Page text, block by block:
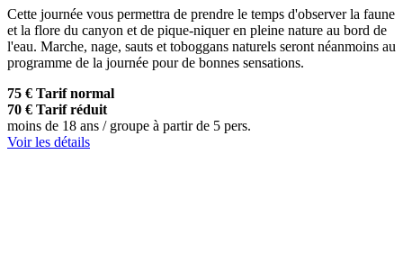
Cette journée vous permettra de prendre le temps d'observer la faune
et la flore du canyon et de pique-niquer en pleine nature au bord de
l'eau. Marche, nage, sauts et toboggans naturels seront néanmoins au
programme de la journée pour de bonnes sensations.
75 € Tarif normal
70 € Tarif réduit
moins de 18 ans / groupe à partir de 5 pers.
Voir les détails